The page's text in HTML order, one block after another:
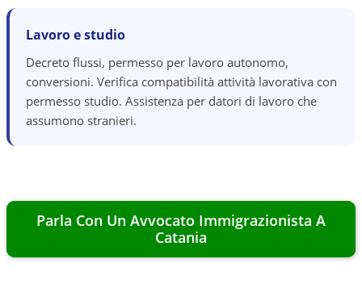
Lavoro e studio
Decreto flussi, permesso per lavoro autonomo,
conversioni. Verifica compatibilità attività lavorativa con
permesso studio. Assistenza per datori di lavoro che
assumono stranieri.
Parla Con Un Avvocato Immigrazionista A
Catania